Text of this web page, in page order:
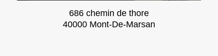
686 chemin de thore
40000 Mont-De-Marsan